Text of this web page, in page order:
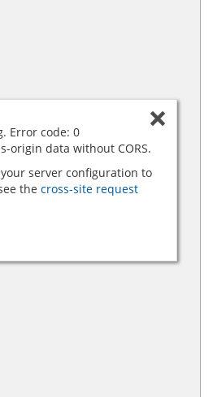
Error code: 0
origin data without CORS.
server configuration to
the cross-site request